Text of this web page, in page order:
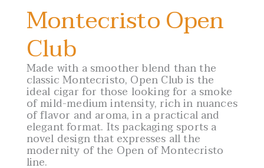
Montecristo Open
Club
Made with a smoother blend than the
classic Montecristo, Open Club is the
ideal cigar for those looking for a smoke
of mild-medium intensity, rich in nuances
of flavor and aroma, in a practical and
elegant format. Its packaging sports a
novel design that expresses all the
modernity of the Open of Montecristo
line.
1 5
Montecristo Open Club